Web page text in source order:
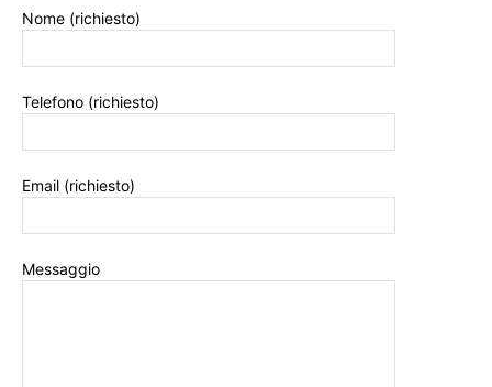
Nome (richiesto)
Telefono (richiesto)
Email (richiesto)
Messaggio